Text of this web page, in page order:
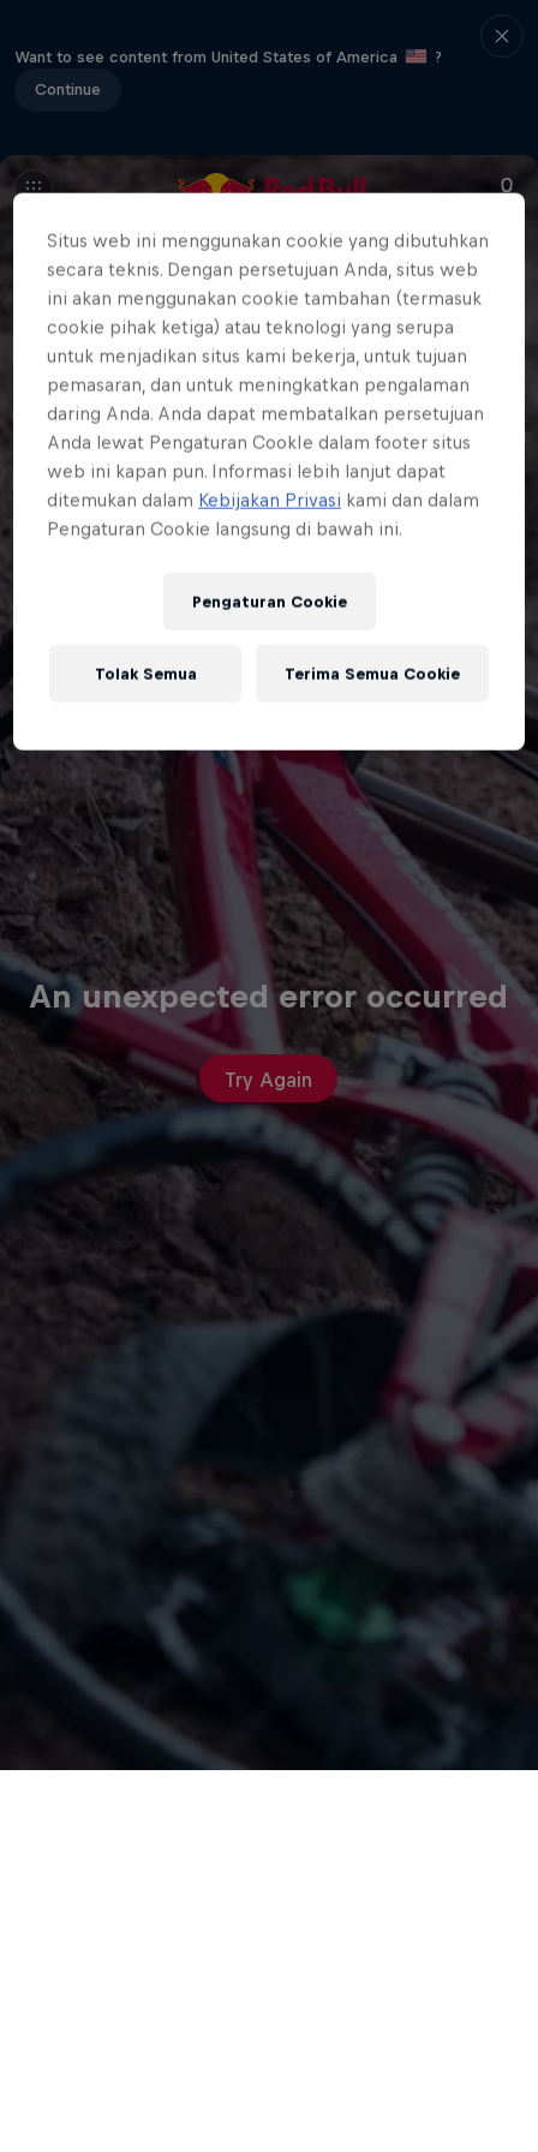
Want to see content from United States of America
?
Continue
An unexpected error occurred
Try Again
Situs web ini menggunakan cookie yang dibutuhkan
secara teknis. Dengan persetujuan Anda, situs web
ini akan menggunakan cookie tambahan (termasuk
cookie pihak ketiga) atau teknologi yang serupa
untuk menjadikan situs kami bekerja, untuk tujuan
pemasaran, dan untuk meningkatkan pengalaman
daring Anda. Anda dapat membatalkan persetujuan
Anda lewat Pengaturan CookIe dalam footer situs
web ini kapan pun. Informasi lebih lanjut dapat
ditemukan dalam Kebijakan Privasi kami dan dalam
Pengaturan Cookie langsung di bawah ini.
Pengaturan Cookie
Tolak Semua Terima Semua Cookie